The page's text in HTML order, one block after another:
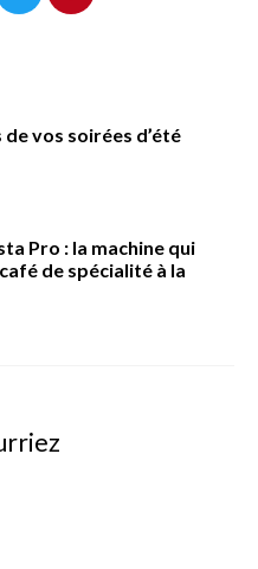
vos soirées d’été
Pro : la machine qui
de spécialité à la